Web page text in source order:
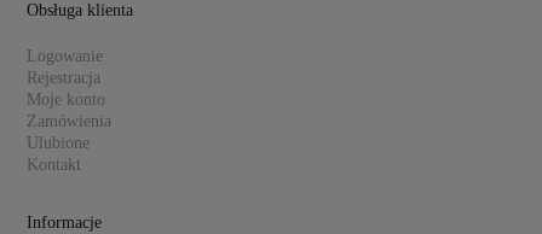
Obsługa klienta
Logowanie
Rejestracja
Moje konto
Zamówienia
Ulubione
Kontakt
Informacje